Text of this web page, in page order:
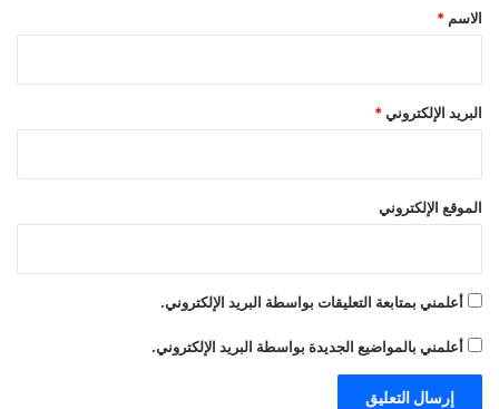
*
الاسم *
البريد الإلكتروني*
الموقع الإلكتروني
أعلمني بمتابعة التعليقات بواسطة البريد الإلكتروني.
أعلمني بالمواضيع الجديدة بواسطة البريد الإلكتروني.